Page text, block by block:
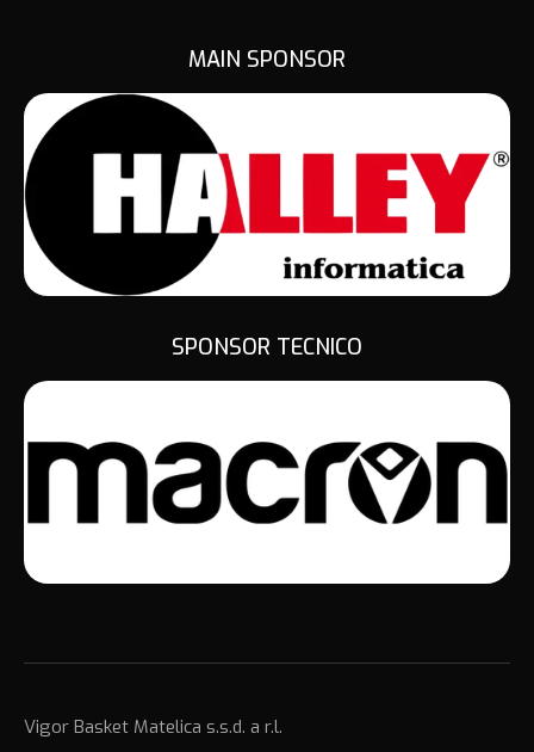
MAIN SPONSOR
SPONSOR TECNICO
Vigor Basket Matelica s.s.d. a r.l.